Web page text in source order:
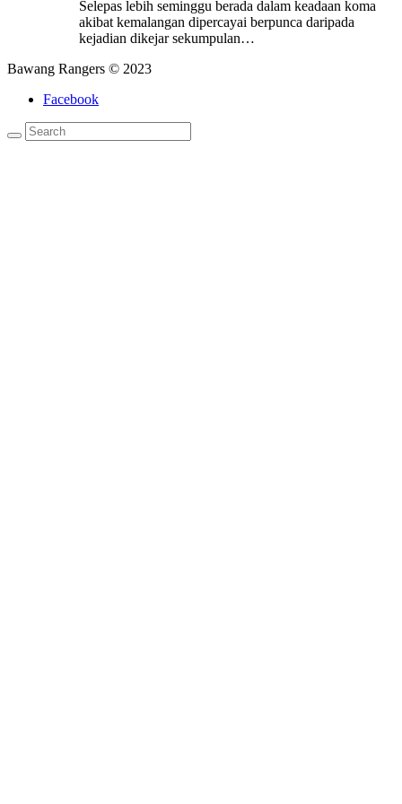
Selepas lebih seminggu berada dalam keadaan koma
akibat kemalangan dipercayai berpunca daripada
kejadian dikejar sekumpulan…
Bawang Rangers © 2023
Facebook